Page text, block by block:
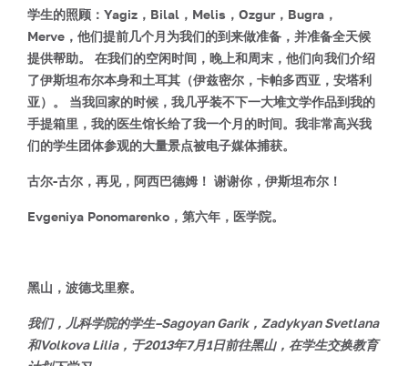
学生的照顾：Yagiz，Bilal，Melis，Ozgur，Bugra，
Merve，他们提前几个月为我们的到来做准备，并准备全天候
提供帮助。 在我们的空闲时间，晚上和周末，他们向我们介绍
了伊斯坦布尔本身和土耳其（伊兹密尔，卡帕多西亚，安塔利
亚）。 当我回家的时候，我几乎装不下一大堆文学作品到我的
手提箱里，我的医生馆长给了我一个月的时间。我非常高兴我
们的学生团体参观的大量景点被电子媒体捕获。
古尔-古尔，再见，阿西巴德姆！ 谢谢你，伊斯坦布尔！
Evgeniya Ponomarenko，第六年，医学院。
黑山，波德戈里察。
我们，儿科学院的学生–Sagoyan Garik，Zadykyan Svetlana
和Volkova Lilia，于2013年7月1日前往黑山，在学生交换教育